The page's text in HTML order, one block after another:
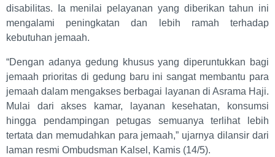
disabilitas. Ia menilai pelayanan yang diberikan tahun ini
mengalami peningkatan dan lebih ramah terhadap
kebutuhan jemaah.
“Dengan adanya gedung khusus yang diperuntukkan bagi
jemaah prioritas di gedung baru ini sangat membantu para
jemaah dalam mengakses berbagai layanan di Asrama Haji.
Mulai dari akses kamar, layanan kesehatan, konsumsi
hingga pendampingan petugas semuanya terlihat lebih
tertata dan memudahkan para jemaah,” ujarnya dilansir dari
laman resmi Ombudsman Kalsel, Kamis (14/5).